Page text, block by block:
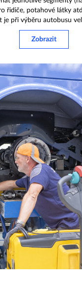
řidiče, potahové látky
je při výběru autobusu
Zobrazit